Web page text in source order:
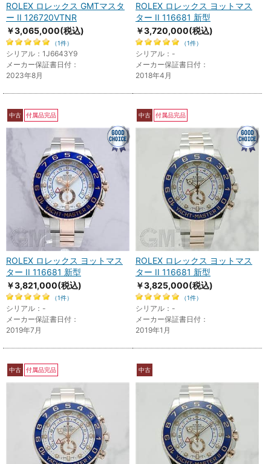
ROLEX ロレックス GMTマスタ
ー II 126720VTNR
￥3,065,000(税込)
（1件）
シリアル：1J6643Y9
メーカー保証書日付：
2023年8月
ROLEX ロレックス ヨットマス
ター II 116681 新型
￥3,720,000(税込)
（1件）
シリアル：-
メーカー保証書日付：
2018年4月
中古 付属品完品
ROLEX ロレックス ヨットマス
ター II 116681 新型
￥3,821,000(税込)
（1件）
シリアル：-
メーカー保証書日付：
2019年7月
中古 付属品完品
ROLEX ロレックス ヨットマス
ター II 116681 新型
￥3,825,000(税込)
（1件）
シリアル：-
メーカー保証書日付：
2019年1月
中古 付属品完品 中古